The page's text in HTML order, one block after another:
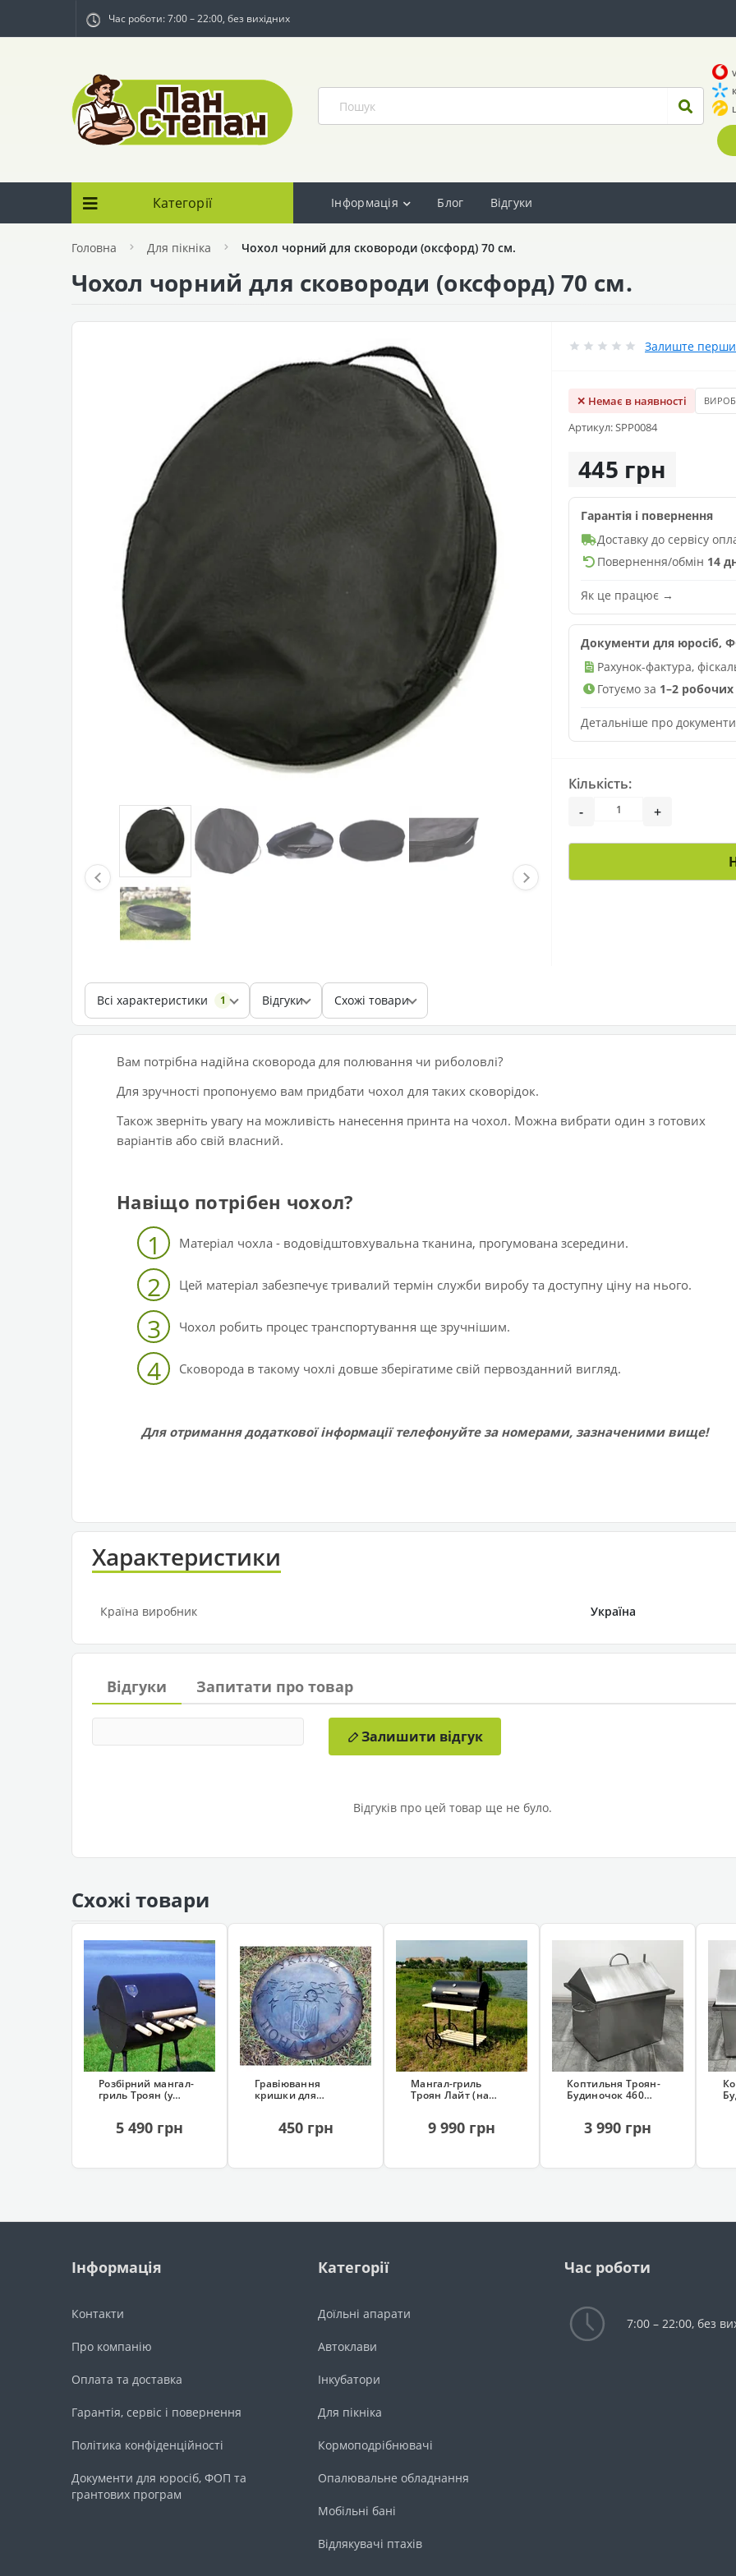
Час роботи: 7:00 – 22:00, без вихідних
Категорії Інформація Блог Відгуки
Головна Для пікніка Чохол чорний для сковороди (оксфорд) 70 см.
Чохол чорний для сковороди (оксфорд) 70 см.
Залиште
✕ Немає в наявності
Артикул: SPP0084
445 грн
Гарантія і повернення
Доставку до сервісу
Повернення/обмін 14
Як це працює →
Документи для юросіб,
Рахунок-фактура,
Готуємо за 1–2 робочих
Детальніше про
Кількість:
-
+
Всі характеристики 1 Відгуки Схожі товари
Вам потрібна надійна сковорода для полювання чи риболовлі?
Для зручності пропонуємо вам придбати чохол для таких сковорідок.
Також зверніть увагу на можливість нанесення принта на чохол. Можна вибрати один з готових
варіантів або свій власний.
Навіщо потрібен чохол?
1 Матеріал чохла - водовідштовхувальна тканина, прогумована зсередини.
2 Цей матеріал забезпечує тривалий термін служби виробу та доступну ціну на нього.
3 Чохол робить процес транспортування ще зручнішим.
4 Сковорода в такому чохлі довше зберігатиме свій первозданний вигляд.
Для отримання додаткової інформації телефонуйте за номерами, зазначеними вище!
Характеристики
Країна виробник Україна
Відгуки Запитати про товар
Залишити відгук
Відгуків про цей товар ще не було.
Схожі товари
Розбірний мангал-
гриль Троян (у
5 490 грн
Гравіювання
кришки для
450 грн
Мангал-гриль
Троян Лайт (на
9 990 грн
Коптильня Троян-
Будиночок 460
3 990 грн
Інформація
Контакти
Про компанію
Оплата та доставка
Гарантія, сервіс і повернення
Політика конфіденційності
Документи для юросіб, ФОП та
грантових програм
Категорії
Доїльні апарати
Автоклави
Інкубатори
Для пікніка
Кормоподрібнювачі
Опалювальне обладнання
Мобільні бані
Відлякувачі птахів
Час роботи
7:00 – 22:00, без